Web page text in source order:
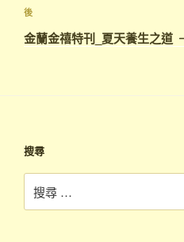
後
金蘭金禧特刊_夏天養生之道
搜尋